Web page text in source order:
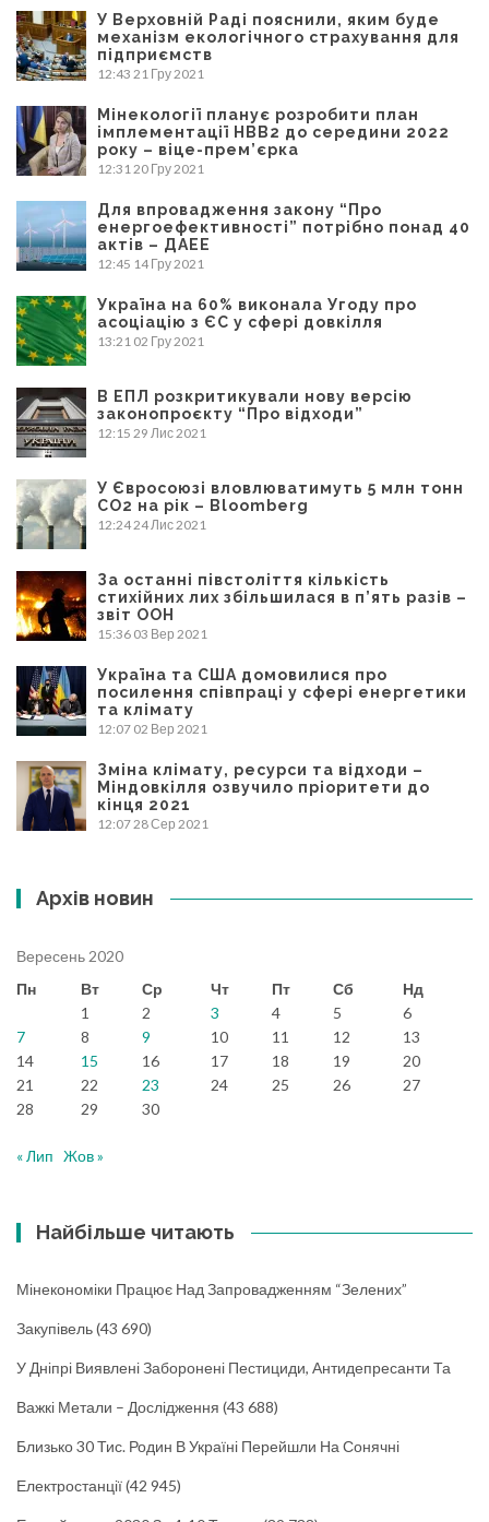
У Верховній Раді пояснили, яким буде
механізм екологічного страхування для
підприємств
12:43 21 Гру 2021
Мінекології планує розробити план
імплементації НВВ2 до середини 2022
року – віце-прем’єрка
12:31 20 Гру 2021
Для впровадження закону “Про
енергоефективності” потрібно понад 40
актів – ДАЕЕ
12:45 14 Гру 2021
Україна на 60% виконала Угоду про
асоціацію з ЄС у сфері довкілля
13:21 02 Гру 2021
В ЕПЛ розкритикували нову версію
законопроєкту “Про відходи”
12:15 29 Лис 2021
У Євросоюзі вловлюватимуть 5 млн тонн
CO2 на рік – Bloomberg
12:24 24 Лис 2021
За останні півстоліття кількість
стихійних лих збільшилася в п’ять разів –
звіт ООН
15:36 03 Вер 2021
Україна та США домовилися про
посилення співпраці у сфері енергетики
та клімату
12:07 02 Вер 2021
Зміна клімату, ресурси та відходи –
Міндовкілля озвучило пріоритети до
кінця 2021
12:07 28 Сер 2021
Архів новин
Вересень 2020
Пн
Вт Ср Чт Пт Сб
Нд
1
2 3 4 5
6
7
8 9 10 11 12
13
14
15 16 17 18 19
20
21
22 23 24 25 26
27
28
29 30
« Лип Жов »
Найбільше читають
Мінекономіки Працює Над Запровадженням “зелених”
Закупівель(43 690)
У Дніпрі Виявлені Заборонені Пестициди, Антидепресанти Та
Важкі Метали – Дослідження (43 688)
Близько 30 Тис. Родин В Україні Перейшли На Сонячні
Електростанції(42 945)